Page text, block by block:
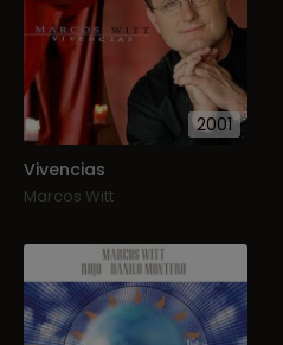
2001
Vivencias
Marcos Witt